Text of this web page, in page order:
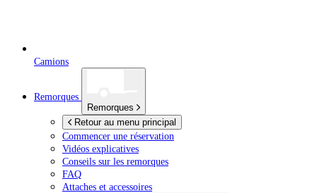
Camions
Remorques
Remorques
Retour au menu principal
Commencer une réservation
Vidéos explicatives
Conseils sur les remorques
FAQ
Attaches et accessoires